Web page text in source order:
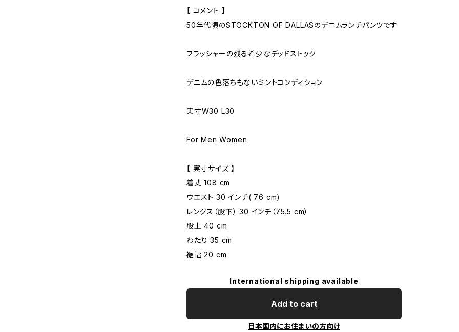
【 コメント 】
50年代頃のSTOCKTON OF DALLASのデニムランチパンツです
フラッシャーの残る希少なデッドストック
デニムの色落ちもないミントコンディション
実寸W30 L30
For Men Women
【 実寸サイズ 】
着丈 108 cm
ウエスト 30 インチ( 76 cm)
レングス（股下） 30 インチ（75.5 cm）
股上 40 cm
わたり 35 cm
裾幅 20 cm
International shipping available
Add to cart
日本国内にお住まいの方向け